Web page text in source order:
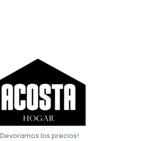
los precios!